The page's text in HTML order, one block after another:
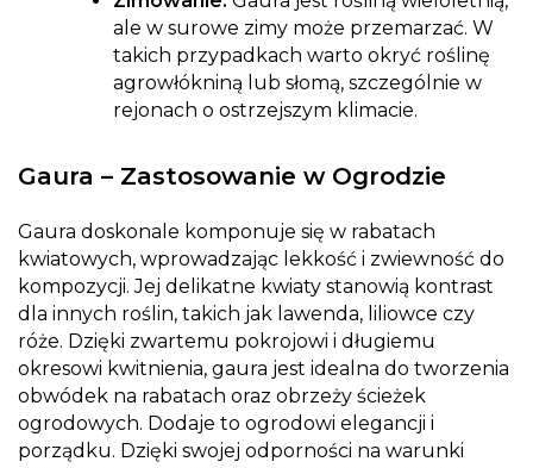
ale w surowe zimy może przemarzać. W
takich przypadkach warto okryć roślinę
agrowłókniną lub słomą, szczególnie w
rejonach o ostrzejszym klimacie.
Gaura – Zastosowanie w Ogrodzie
Gaura doskonale komponuje się w rabatach
kwiatowych, wprowadzając lekkość i zwiewność do
kompozycji. Jej delikatne kwiaty stanowią kontrast
dla innych roślin, takich jak lawenda, liliowce czy
róże. Dzięki zwartemu pokrojowi i długiemu
okresowi kwitnienia, gaura jest idealna do tworzenia
obwódek na rabatach oraz obrzeży ścieżek
ogrodowych. Dodaje to ogrodowi elegancji i
porządku. Dzięki swojej odporności na warunki